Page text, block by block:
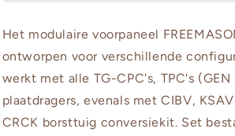
Het modulaire voorpaneel
ontworpen voor verschillende
werkt met alle TG-CPC's, TPC's
plaatdragers, evenals met CIBV,
CRCK borsttuig conversiekit. Set